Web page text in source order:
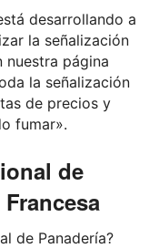
desarrollando a
la señalización
nuestra página
la señalización
de precios y
fumar».
de
de Panadería?